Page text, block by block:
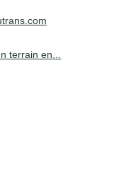
terrain en...